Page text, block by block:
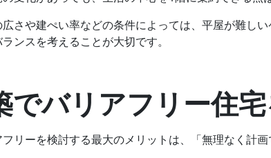
さや建ぺい率などの条件によっては、平屋が難しい
ンスを考えることが大切です。
バリアフリー住
リーを検討する最大のメリットは、「無理なく計画